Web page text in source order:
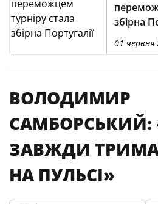
збірна
01 червня
ВОЛОДИМИР
САМБОРСЬКИЙ:
ЗАВЖДИ
НА ПУЛЬСІ»